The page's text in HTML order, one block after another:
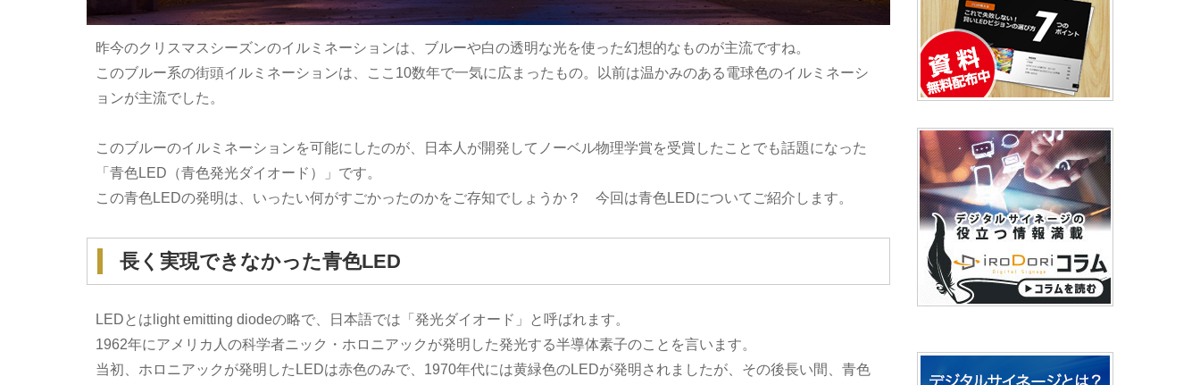
昨今のクリスマスシーズンのイルミネーションは、ブルーや白の透明な光を使った幻想的なものが主流ですね。
このブルー系の街頭イルミネーションは、ここ10数年で一気に広まったもの。以前は温かみのある電球色のイルミネーシ
ョンが主流でした。
このブルーのイルミネーションを可能にしたのが、日本人が開発してノーベル物理学賞を受賞したことでも話題になった
「青色LED（青色発光ダイオード）」です。
この青色LEDの発明は、いったい何がすごかったのかをご存知でしょうか？ 今回は青色LEDについてご紹介します。
長く実現できなかった青色LED
LEDとはlight emitting diodeの略で、日本語では「発光ダイオード」と呼ばれます。
1962年にアメリカ人の科学者ニック・ホロニアックが発明した発光する半導体素子のことを言います。
当初、ホロニアックが発明したLEDは赤色のみで、1970年代には黄緑色のLEDが発明されましたが、その後長い間、青色